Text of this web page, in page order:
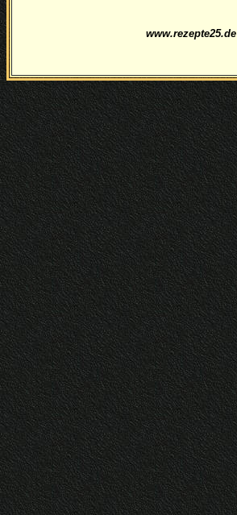
www.rezepte25.de